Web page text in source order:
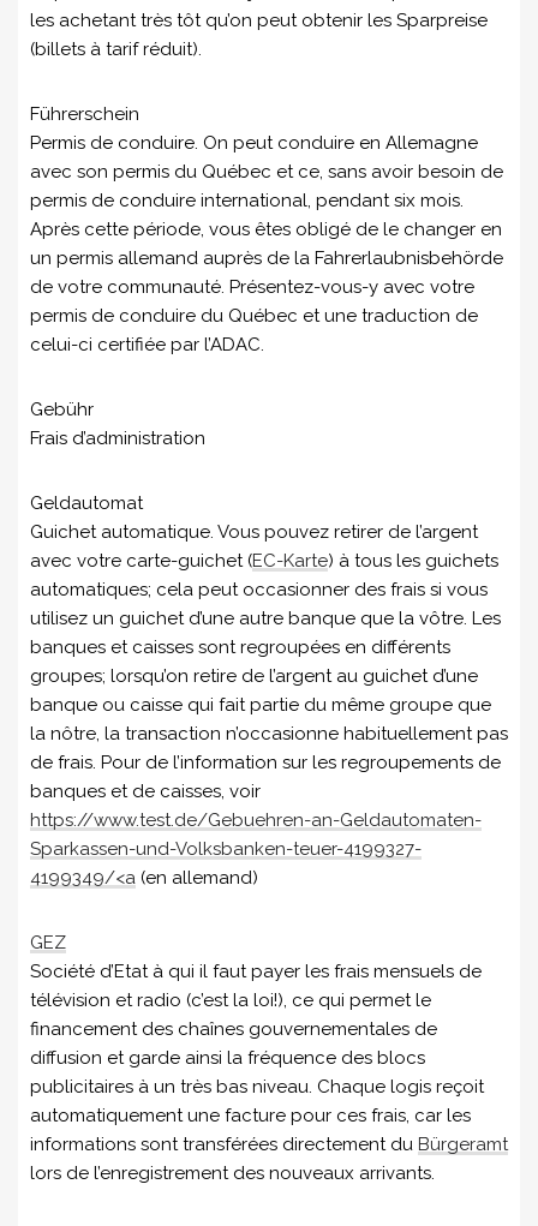
les achetant très tôt qu’on peut obtenir les Sparpreise
(billets à tarif réduit).
Führerschein
Permis de conduire. On peut conduire en Allemagne
avec son permis du Québec et ce, sans avoir besoin de
permis de conduire international, pendant six mois.
Après cette période, vous êtes obligé de le changer en
un permis allemand auprès de la Fahrerlaubnisbehörde
de votre communauté. Présentez-vous-y avec votre
permis de conduire du Québec et une traduction de
celui-ci certifiée par l’ADAC.
Gebühr
Frais d’administration
Geldautomat
Guichet automatique. Vous pouvez retirer de l’argent
avec votre carte-guichet (EC-Karte) à tous les guichets
automatiques; cela peut occasionner des frais si vous
utilisez un guichet d’une autre banque que la vôtre. Les
banques et caisses sont regroupées en différents
groupes; lorsqu’on retire de l’argent au guichet d’une
banque ou caisse qui fait partie du même groupe que
la nôtre, la transaction n’occasionne habituellement pas
de frais. Pour de l’information sur les regroupements de
banques et de caisses, voir
https://www.test.de/Gebuehren-an-Geldautomaten-
Sparkassen-und-Volksbanken-teuer-4199327-
4199349/<a (en allemand)
GEZ
Société d’Etat à qui il faut payer les frais mensuels de
télévision et radio (c’est la loi!), ce qui permet le
financement des chaînes gouvernementales de
diffusion et garde ainsi la fréquence des blocs
publicitaires à un très bas niveau. Chaque logis reçoit
automatiquement une facture pour ces frais, car les
informations sont transférées directement du Bürgeramt
lors de l’enregistrement des nouveaux arrivants.